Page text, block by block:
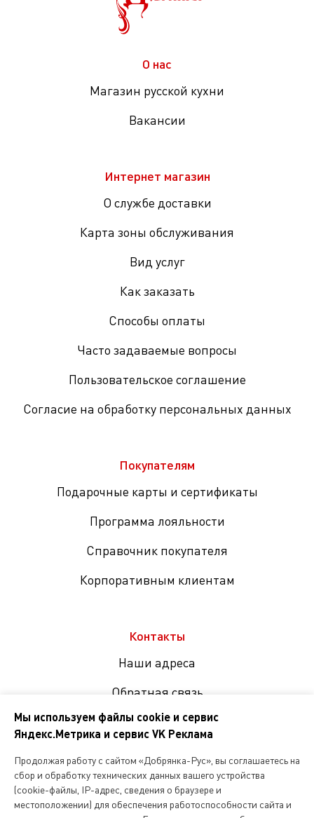
О нас
Магазин русской кухни
Вакансии
Интернет магазин
О службе доставки
Карта зоны обслуживания
Вид услуг
Как заказать
Способы оплаты
Часто задаваемые вопросы
Пользовательское соглашение
Согласие на обработку персональных данных
Покупателям
Подарочные карты и сертификаты
Программа лояльности
Справочник покупателя
Корпоративным клиентам
Контакты
Наши адреса
Обратная связь
соцсетях
Копирование и любое другое использование информации,
Мы используем файлы cookie и сервис
Яндекс.Метрика и сервис VK Реклама
Продолжая работу с сайтом «Добрянка-Рус», вы соглашаетесь на
сбор и обработку технических данных вашего устройства
(cookie-файлы, IP-адрес, сведения о браузере и
местоположении) для обеспечения работоспособности сайта и